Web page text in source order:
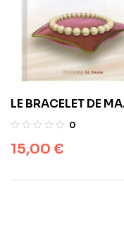
LE BRACELET DE MA
MÈRE – ALÎ IBN JÂBIR
IMAM
0
15,00 €